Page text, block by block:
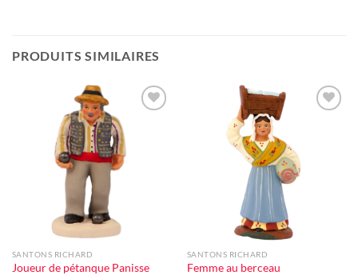
PRODUITS SIMILAIRES
SANTONS RICHARD
Joueur de pétanque Panisse
SANTONS RICHARD
Femme au berceau